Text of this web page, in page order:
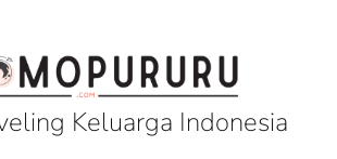
Keluarga Indonesia